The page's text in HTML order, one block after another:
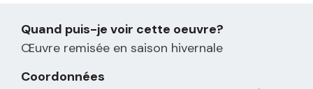
Quand puis-je voir cette oeuvre?
Œuvre remisée en saison hivernale
Coordonnées